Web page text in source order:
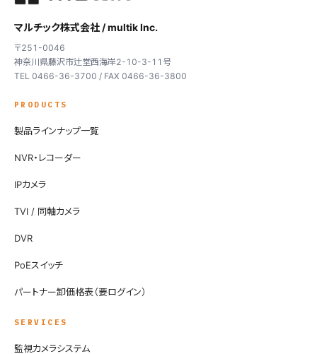
マルチック株式会社 / multik Inc.
〒251-0046
神奈川県藤沢市辻堂西海岸2-10-3-11号
TEL 0466-36-3700 / FAX 0466-36-3800
PRODUCTS
製品ラインナップ一覧
NVR・レコーダー
IPカメラ
TVI / 同軸カメラ
DVR
PoEスイッチ
パートナー卸価格表（要ログイン）
SERVICES
監視カメラシステム